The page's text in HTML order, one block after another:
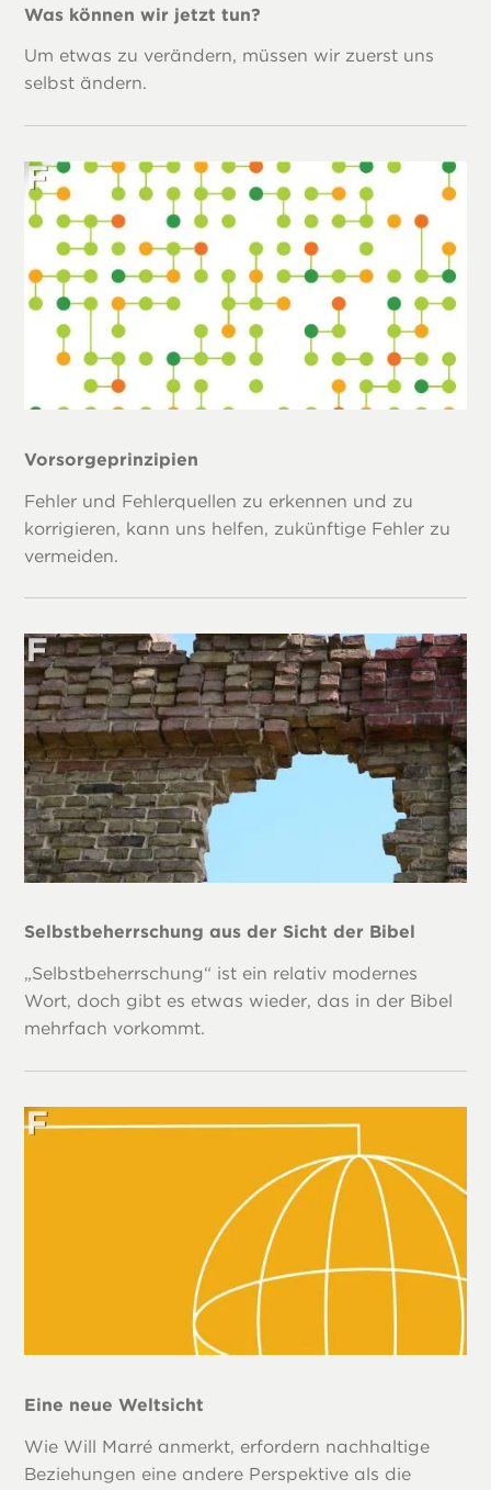
Was können wir jetzt tun?
Um etwas zu verändern, müssen wir zuerst uns
selbst ändern.
Vorsorgeprinzipien
Fehler und Fehlerquellen zu erkennen und zu
korrigieren, kann uns helfen, zukünftige Fehler zu
vermeiden.
Selbstbeherrschung aus der Sicht der Bibel
„Selbstbeherrschung“ ist ein relativ modernes
Wort, doch gibt es etwas wieder, das in der Bibel
mehrfach vorkommt.
Eine neue Weltsicht
Wie Will Marré anmerkt, erfordern nachhaltige
Beziehungen eine andere Perspektive als die